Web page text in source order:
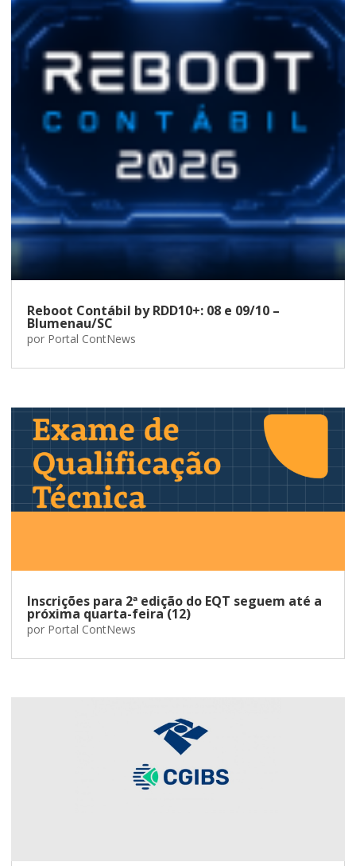
Reboot Contábil by RDD10+: 08 e 09/10 –
Blumenau/SC
por Portal ContNews
Inscrições para 2ª edição do EQT seguem até a
próxima quarta-feira (12)
por Portal ContNews